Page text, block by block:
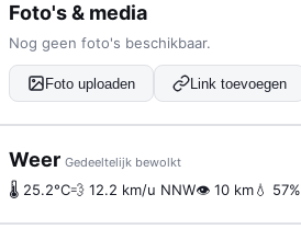
Foto's & media
Nog geen foto's beschikbaar.
Foto uploaden Link toevoegen
Weer Gedeeltelijk bewolkt
🌡 25.2°C💨 12.2 km/u NNW👁 10 km💧 57%